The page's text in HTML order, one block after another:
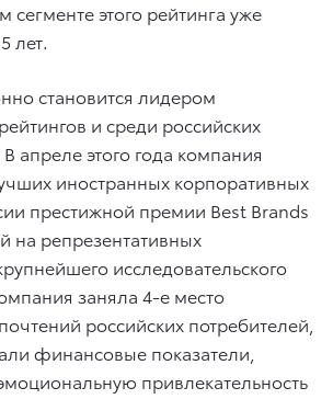
сегменте этого рейтинга уже
лет.
становится лидером
и среди российских
апреле этого года компания
иностранных корпоративных
престижной премии Best Brands
на репрезентативных
исследовательского
заняла 4-е место
российских потребителей,
финансовые показатели,
привлекательность